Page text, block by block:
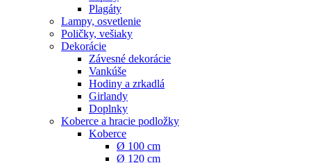
Plagáty
Lampy, osvetlenie
Poličky, vešiaky
Dekorácie
Závesné dekorácie
Vankúše
Hodiny a zrkadlá
Girlandy
Doplnky
Koberce a hracie podložky
Koberce
Ø 100 cm
Ø 120 cm